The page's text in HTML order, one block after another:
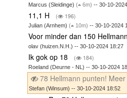
Marcus (Sleidinge)( 6m) -- 30-10-
11,1 H ( 196)
Julian (Arnhem)( 10m) -- 30-10-2024
Voor minder dan 150
olav (huizen.N.H.) -- 30-10-2024 18:27
Ik gok op 18 ( 184)
Roeland (Deurne - NL) -- 30-10-2024
78 Hellmann punten!
Stefan (Winsum) -- 30-10-2024 18:52